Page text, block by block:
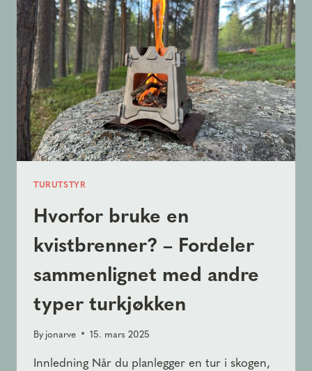
KVISTBRENNER
EFFEKTIVT
TURUTSTYR
Hvorfor bruke en
kvistbrenner? – Fordeler
sammenlignet med andre
typer turkjøkken
By jonarve 15. mars 2025
Innledning Når du planlegger en tur i skogen,